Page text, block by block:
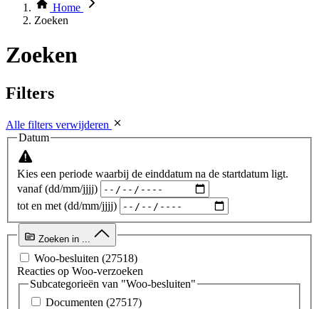
Home
Zoeken
Zoeken
Filters
Alle filters verwijderen
Datum
Kies een periode waarbij de einddatum na de startdatum ligt.
vanaf (dd/mm/jjjj)
tot en met (dd/mm/jjjj)
Zoeken in ...
Woo-besluiten (27518)
Reacties op Woo-verzoeken
Subcategorieën van "Woo-besluiten"
Documenten (27517)